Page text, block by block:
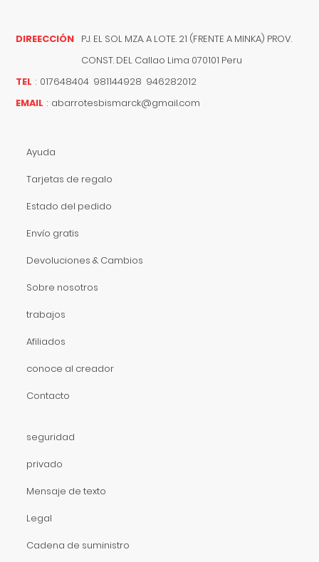
DIREECCIÓN PJ. EL SOL MZA. A LOTE. 21 (FRENTE A MINKA) PROV.
CONST. DEL Callao Lima 070101 Peru
TEL : 017648404 981144928 946282012
EMAIL : abarrotesbismarck@gmail.com
Ayuda
Tarjetas de regalo
Estado del pedido
Envío gratis
Devoluciones & Cambios
Sobre nosotros
trabajos
Afiliados
conoce al creador
Contacto
seguridad
privado
Mensaje de texto
Legal
Cadena de suministro